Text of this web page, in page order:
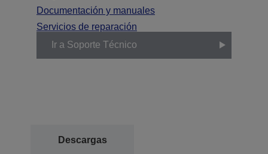
Documentación y manuales
Servicios de reparación
Ir a Soporte Técnico
Descargas